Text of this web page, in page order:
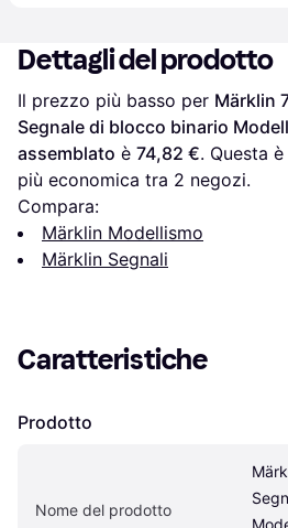
Dettagli del prodotto
Il prezzo più basso per Märklin
Segnale di blocco binario
assemblato è 74,82 €. Questa
più economica tra 2 negozi.
Compara:
Märklin Modellismo
Märklin Segnali
Caratteristiche
Prodotto
Nome del prodotto